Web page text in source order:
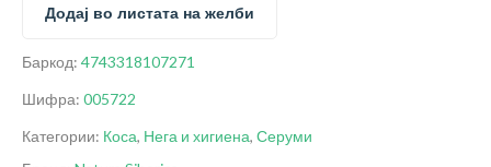
Додај во листата на желби
Баркод: 4743318107271
Шифра: 005722
Категории: Коса, Нега и хигиена, Серуми